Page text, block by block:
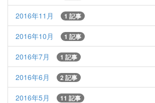
2016年11月 1 記事
2016年10月 1 記事
2016年7月 1 記事
2016年6月 2 記事
2016年5月 11 記事